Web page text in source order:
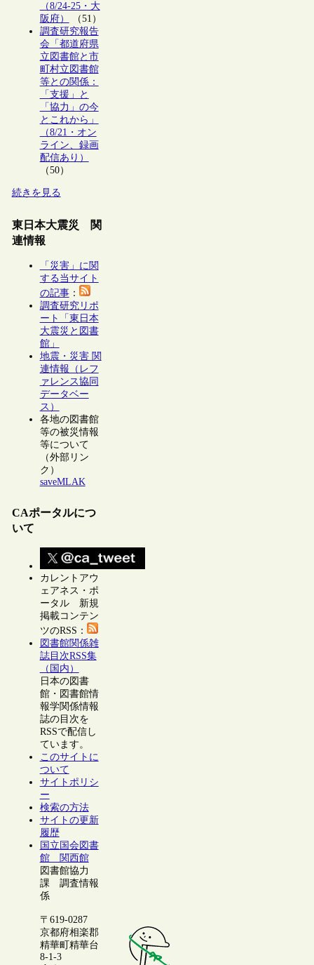
（8/24-25・大
阪府）
（51）
調査研究報告
会「都道府県
立図書館と市
町村立図書館
等との関係：
「支援」と
「協力」の今
とこれから」
（8/21・オン
ライン、録画
配信あり）
（50）
続きを見る
東日本大震災 関
連情報
「災害」に関
する当サイト
の記事：
調査研究リポ
ート「東日本
大震災と図書
館」
地震・災害 関
連情報（レフ
ァレンス協同
データベー
ス）
各地の図書館
等の被災情報
等について
（外部リン
ク）
saveMLAK
CAポータルにつ
いて
カレントアウ
ェアネス・ポ
ータル 新規
掲載コンテン
ツのRSS：
図書館関係雑
誌目次RSS集
（国内）
日本の図書
館・図書館情
報学関係情報
誌の目次を
RSSで配信し
ています。
このサイトに
ついて
サイトポリシ
ー
検索の方法
サイトの更新
履歴
国立国会図書
館 関西館
図書館協力
課 調査情報
係
〒619-0287
京都府相楽郡
精華町精華台
8-1-3